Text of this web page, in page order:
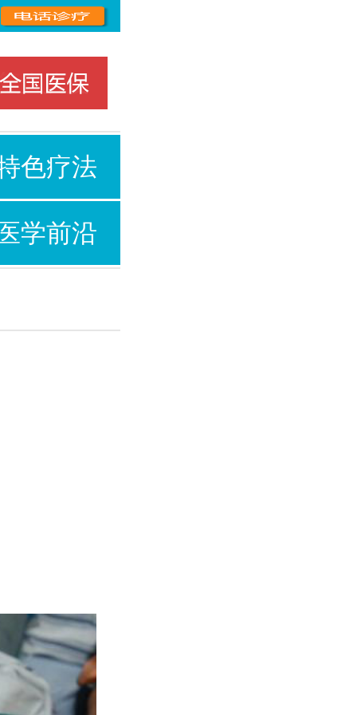
色疗法
学前沿